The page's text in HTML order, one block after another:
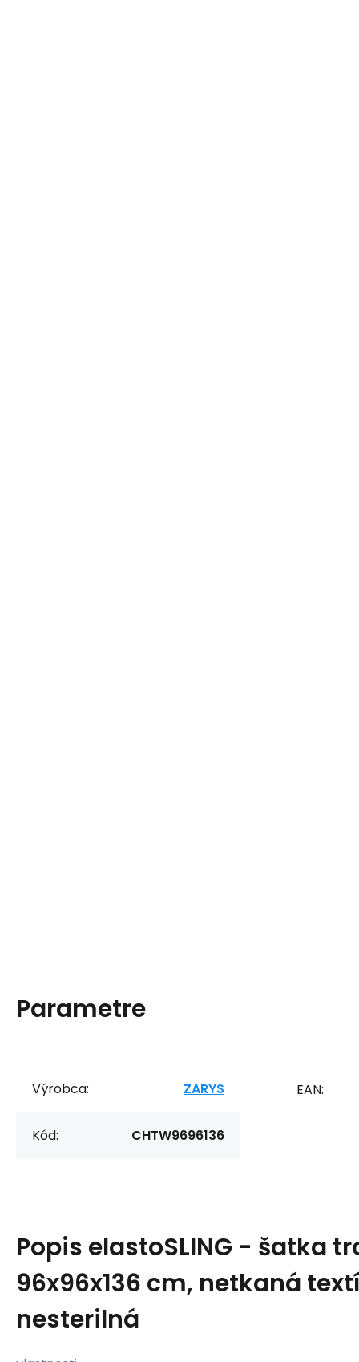
Parametre
Výrobca: ZARYS
Kód: CHTW9696136
EAN:
Popis elastoSLING - šatka
96x96x136 cm, netkaná
nesterilná